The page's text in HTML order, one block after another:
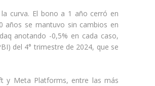
curva. El bono a 1 año cerró en
años se mantuvo sin cambios en
anotando -0,5% en cada caso,
del 4° trimestre de 2024, que se
y Meta Platforms, entre las más